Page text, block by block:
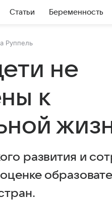
Статьи Беременность
Руппель
не
к
развития и